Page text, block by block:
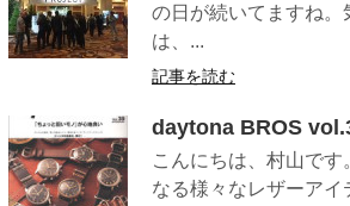
の日が続いてますね。
は、...
記事を読む
daytona BROS
こんにちは、村山で
なる様々なレザーア